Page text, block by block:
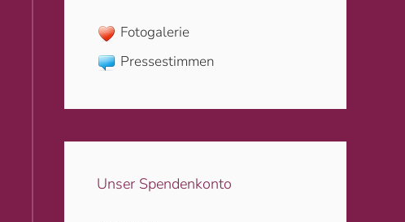
Fotogalerie
Pressestimmen
Unser Spendenkonto